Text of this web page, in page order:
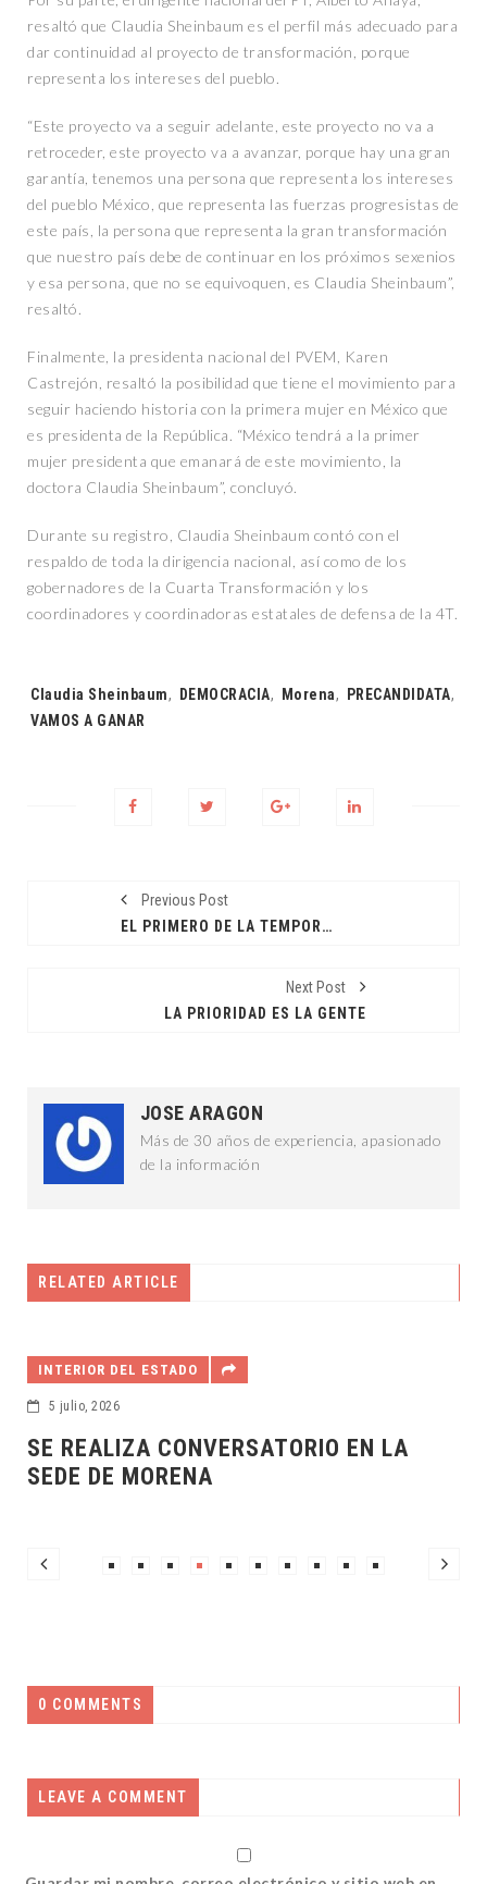
resaltó que Claudia Sheinbaum es el perfil más adecuado para
dar continuidad al proyecto de transformación, porque
representa los intereses del pueblo.
“Este proyecto va a seguir adelante, este proyecto no va a
retroceder, este proyecto va a avanzar, porque hay una gran
garantía, tenemos una persona que representa los intereses
del pueblo México, que representa las fuerzas progresistas de
este país, la persona que representa la gran transformación
que nuestro país debe de continuar en los próximos sexenios
y esa persona, que no se equivoquen, es Claudia Sheinbaum”,
resaltó.
Finalmente, la presidenta nacional del PVEM, Karen
Castrejón, resaltó la posibilidad que tiene el movimiento para
seguir haciendo historia con la primera mujer en México que
es presidenta de la República. “México tendrá a la primer
mujer presidenta que emanará de este movimiento, la
doctora Claudia Sheinbaum”, concluyó.
Durante su registro, Claudia Sheinbaum contó con el
respaldo de toda la dirigencia nacional, así como de los
gobernadores de la Cuarta Transformación y los
coordinadores y coordinadoras estatales de defensa de la 4T.
Tags:
Claudia Sheinbaum, DEMOCRACIA, Morena, PRECANDIDATA,
VAMOS A GANAR
Previous Post
EL PRIMERO DE LA TEMPORADA
Next Post
LA PRIORIDAD ES LA GENTE
JOSE ARAGON
Más de 30 años de experiencia, apasionado
de la información
RELATED ARTICLE
INTERIOR DEL ESTADO
5 julio, 2026
SE REALIZA CONVERSATORIO EN LA
SEDE DE MORENA
0 COMMENTS
LEAVE A COMMENT